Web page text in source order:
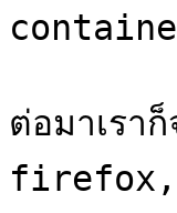
ต่อมาเรา
firefox,